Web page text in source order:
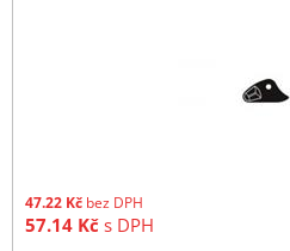
47.22 Kč bez DPH
57.14 Kč s DPH